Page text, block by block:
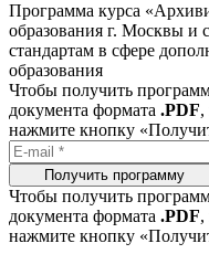
Программа курса
образования г. Москвы и
стандартам в сфере
образования
Чтобы получить
документа формата .PDF,
нажмите кнопку
Получить программу
Чтобы получить
документа формата .PDF,
нажмите кнопку